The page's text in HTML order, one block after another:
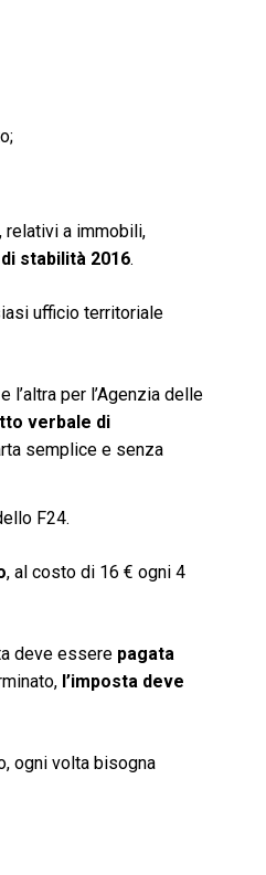
relativi a immobili,
stabilità 2016.
ufficio territoriale
per l’Agenzia delle
verbale di
semplice e senza
F24.
, al costo di 16 € ogni 4
deve essere pagata
l’imposta deve
ogni volta bisogna